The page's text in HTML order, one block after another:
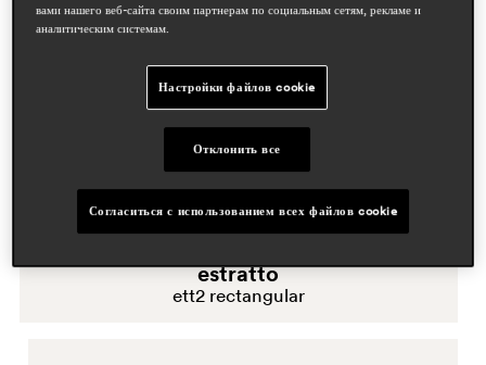
бетона
ДРЕВЕСИНА
ламинат и hpl
МРАМОР и МРАМОРНЫЙ
Нержавеющая сталь
estratto
ett2 rectangular
вами нашего веб-сайта своим партнерам по социальным сетям, рекламе и
аналитическим системам.
Настройки файлов cookie
Отклонить все
Согласиться с использованием всех файлов cookie